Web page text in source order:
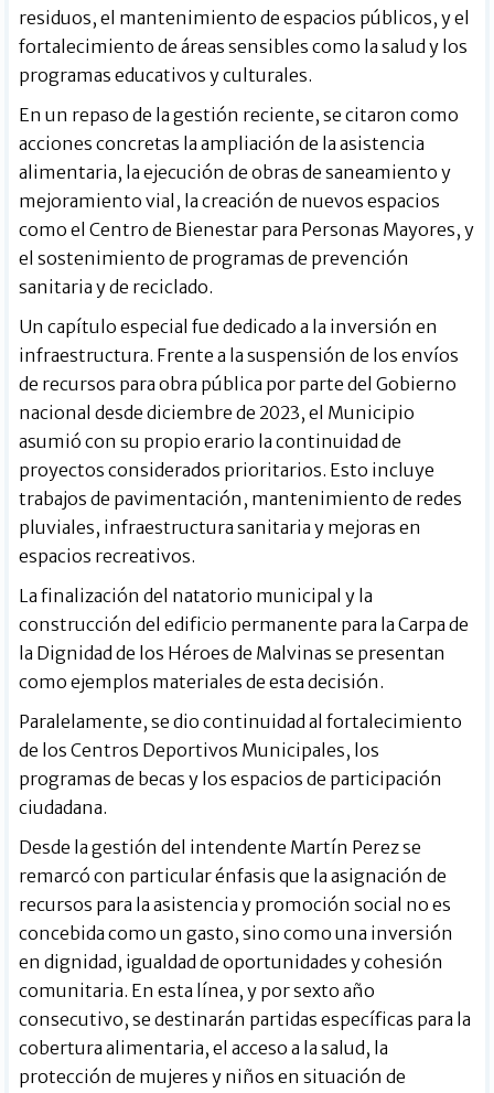
residuos, el mantenimiento de espacios públicos, y el
fortalecimiento de áreas sensibles como la salud y los
programas educativos y culturales.
En un repaso de la gestión reciente, se citaron como
acciones concretas la ampliación de la asistencia
alimentaria, la ejecución de obras de saneamiento y
mejoramiento vial, la creación de nuevos espacios
como el Centro de Bienestar para Personas Mayores, y
el sostenimiento de programas de prevención
sanitaria y de reciclado.
Un capítulo especial fue dedicado a la inversión en
infraestructura. Frente a la suspensión de los envíos
de recursos para obra pública por parte del Gobierno
nacional desde diciembre de 2023, el Municipio
asumió con su propio erario la continuidad de
proyectos considerados prioritarios. Esto incluye
trabajos de pavimentación, mantenimiento de redes
pluviales, infraestructura sanitaria y mejoras en
espacios recreativos.
La finalización del natatorio municipal y la
construcción del edificio permanente para la Carpa de
la Dignidad de los Héroes de Malvinas se presentan
como ejemplos materiales de esta decisión.
Paralelamente, se dio continuidad al fortalecimiento
de los Centros Deportivos Municipales, los
programas de becas y los espacios de participación
ciudadana.
Desde la gestión del intendente Martín Perez se
remarcó con particular énfasis que la asignación de
recursos para la asistencia y promoción social no es
concebida como un gasto, sino como una inversión
en dignidad, igualdad de oportunidades y cohesión
comunitaria. En esta línea, y por sexto año
consecutivo, se destinarán partidas específicas para la
cobertura alimentaria, el acceso a la salud, la
protección de mujeres y niños en situación de